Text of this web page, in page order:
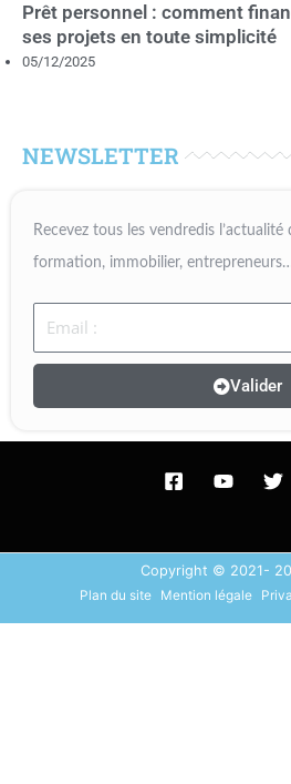
Prêt personnel : comment
ses projets en toute simplicité
05/12/2025
NEWSLETTER
Recevez tous les vendredis
formation, immobilier,
Email
Valider
Copyright © 2021-
Plan du site Mention légale